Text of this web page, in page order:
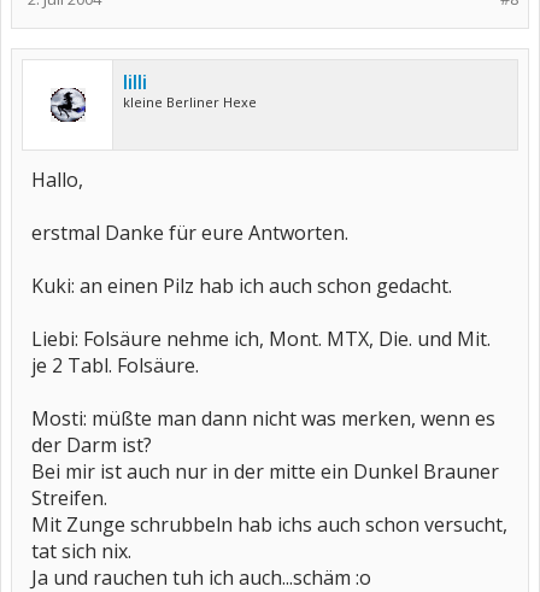
lilli
kleine Berliner Hexe
Hallo,
erstmal Danke für eure Antworten.
Kuki: an einen Pilz hab ich auch schon gedacht.
Liebi: Folsäure nehme ich, Mont. MTX, Die. und Mit.
je 2 Tabl. Folsäure.
Mosti: müßte man dann nicht was merken, wenn es
der Darm ist?
Bei mir ist auch nur in der mitte ein Dunkel Brauner
Streifen.
Mit Zunge schrubbeln hab ichs auch schon versucht,
tat sich nix.
Ja und rauchen tuh ich auch...schäm :o